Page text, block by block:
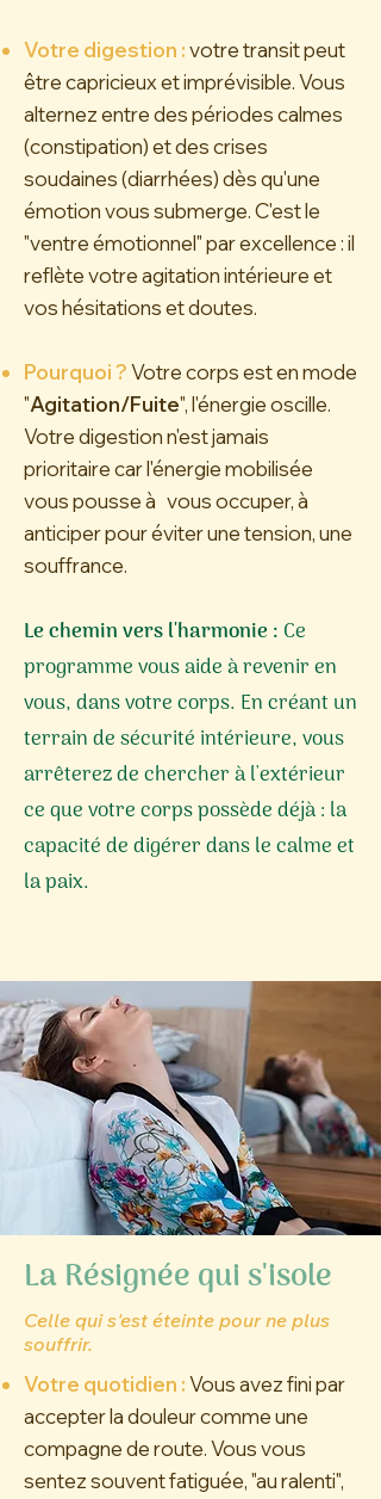
Votre digestion :votre transit peut
être capricieux et imprévisible. Vous
alternez entre des périodes calmes
(constipation) et des crises
soudaines (diarrhées) dès qu'une
émotion vous submerge. C'est le
"ventre émotionnel" par excellence : il
reflète votre agitation intérieure et
vos hésitations et doutes.
Pourquoi ?Votre corps est en mode
"Agitation/Fuite", l'énergie oscille.
Votre digestion n'est jamais
prioritaire car l'énergie mobilisée
vous pousse à vous occuper, à
anticiper pour éviter une tension, une
souffrance.
Le chemin vers l'harmonie : Ce
programme vous aide à revenir en
vous, dans votre corps. En créant un
terrain de sécurité intérieure, vous
arrêterez de chercher à l'extérieur
ce que votre corps possède déjà : la
capacité de digérer dans le calme et
la paix.
La Résignée qui s'isole
Celle qui s'est éteinte pour ne plus
souffrir.
Votre quotidien :Vous avez fini par
accepter la douleur comme une
compagne de route. Vous vous
sentez souvent fatiguée, "au ralenti",